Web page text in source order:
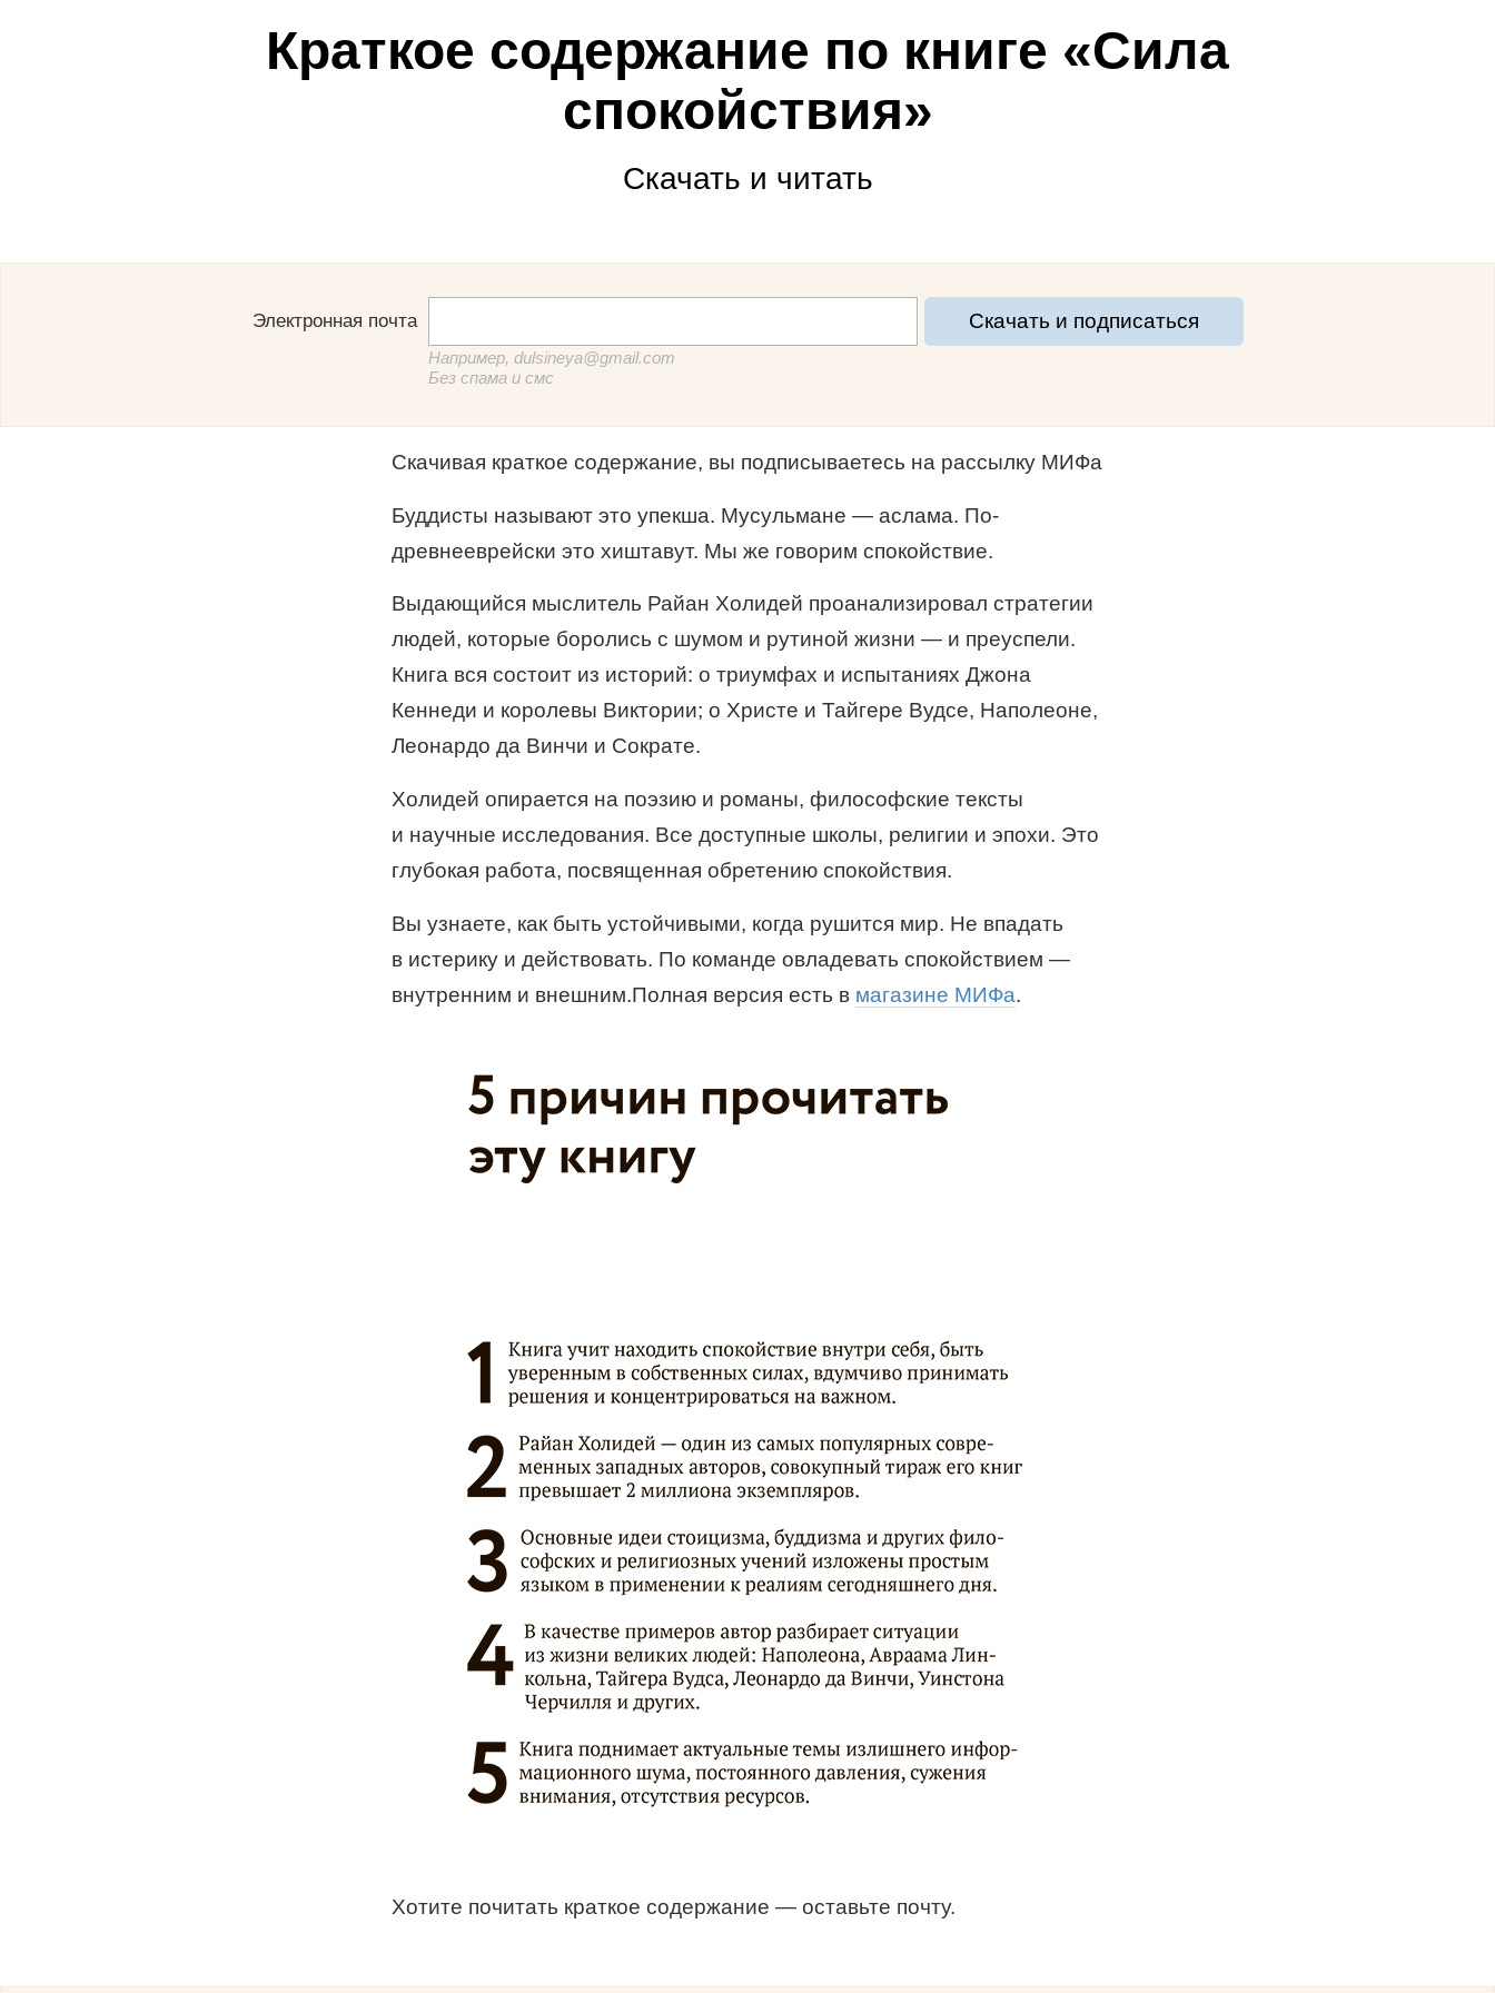
Краткое содержание по книге «Сила
спокойствия»
Скачать и читать
Электронная почта
Например, dulsineya@gmail.com
Без спама и смс
Скачать и подписаться
Скачивая краткое содержание, вы подписываетесь на рассылку МИФа
Буддисты называют это упекша. Мусульмане — аслама. По-
древнееврейски это хиштавут. Мы же говорим спокойствие.
Выдающийся мыслитель Райан Холидей проанализировал стратегии
людей, которые боролись с шумом и рутиной жизни — и преуспели.
Книга вся состоит из историй: о триумфах и испытаниях Джона
Кеннеди и королевы Виктории; о Христе и Тайгере Вудсе, Наполеоне,
Леонардо да Винчи и Сократе.
Холидей опирается на поэзию и романы, философ­ские тексты
и научные исследования. Все доступные школы, религии и эпохи. Это
глубокая работа, посвященная обретению спокойствия.
Вы узнаете, как быть устойчивыми, когда рушится мир. Не впадать
в истерику и действовать. По команде овладевать спокойствием —
внутренним и внешним.Полная версия есть в магазине МИФа.
Хотите почитать краткое содержание — оставьте почту.